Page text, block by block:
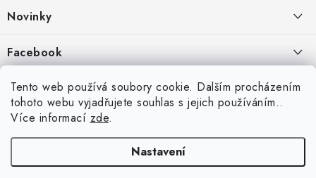
Tento web používá soubory cookie. Dalším procházením
tohoto webu vyjadřujete souhlas s jejich používáním..
Více informací zde.
Nastavení
Ochrana osobních údajů
Hodnocení obchodu
Doprava a platba
Vrácení zboží a reklamace
Novinky
Kryty, pouzdra, obaly na mobil Apple iPhone.
11.9.2022
Nová skla pro vaši ochranu
22.8.2020
Designové kryty pro Xiaomi
Facebook
Heureka Recenze obchodu